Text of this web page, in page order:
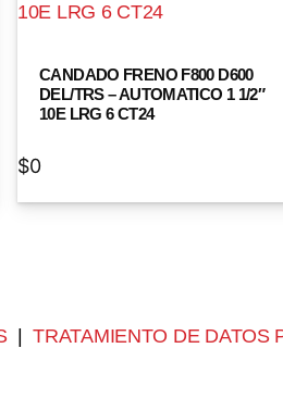
CANDADO FRENO F800 D600
DEL/TRS – AUTOMATICO 1 1/2″
10E LRG 6 CT24
$0
|TRATAMIENTO DE DATOS